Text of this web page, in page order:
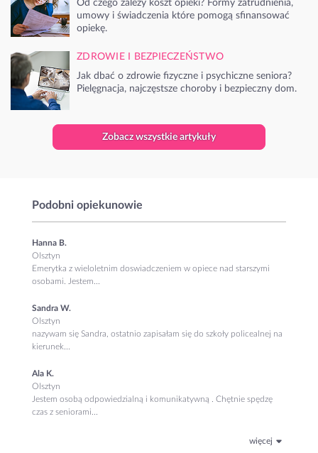
Od czego zależy koszt opieki? Formy zatrudnienia,
umowy i świadczenia które pomogą sfinansować
opiekę.
ZDROWIE I BEZPIECZEŃSTWO
Jak dbać o zdrowie fizyczne i psychiczne seniora?
Pielęgnacja, najczęstsze choroby i bezpieczny dom.
Zobacz wszystkie artykuły
Podobni opiekunowie
Hanna B.
Olsztyn
Emerytka z wieloletnim doswiadczeniem w opiece nad starszymi
osobami. Jestem...
Sandra W.
Olsztyn
nazywam się Sandra, ostatnio zapisałam się do szkoły policealnej na
kierunek...
Ala K.
Olsztyn
Jestem osobą odpowiedzialną i komunikatywną . Chętnie spędzę
czas z seniorami...
więcej